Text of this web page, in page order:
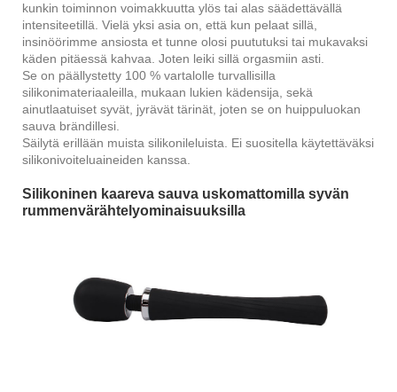
kunkin toiminnon voimakkuutta ylös tai alas säädettävällä
intensiteetillä. Vielä yksi asia on, että kun pelaat sillä,
insinöörimme ansiosta et tunne olosi puututuksi tai mukavaksi
käden pitäessä kahvaa. Joten leiki sillä orgasmiin asti.
Se on päällystetty 100 % vartalolle turvallisilla
silikonimateriaaleilla, mukaan lukien kädensija, sekä
ainutlaatuiset syvät, jyrävät tärinät, joten se on huippuluokan
sauva brändillesi.
Säilytä erillään muista silikonileluista. Ei suositella käytettäväksi
silikonivoiteluaineiden kanssa.
Silikoninen kaareva sauva uskomattomilla syvän
rummenvärähtelyominaisuuksilla